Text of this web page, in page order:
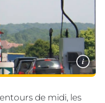
i
de midi, les